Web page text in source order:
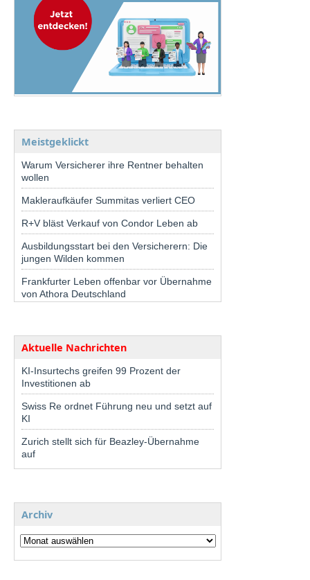
Meistgeklickt
Warum Versicherer ihre Rentner behalten
wollen
Makleraufkäufer Summitas verliert CEO
R+V bläst Verkauf von Condor Leben ab
Ausbildungsstart bei den Versicherern: Die
jungen Wilden kommen
Frankfurter Leben offenbar vor Übernahme
von Athora Deutschland
Aktuelle Nachrichten
KI-Insurtechs greifen 99 Prozent der
Investitionen ab
Swiss Re ordnet Führung neu und setzt auf
KI
Zurich stellt sich für Beazley-Übernahme
auf
Archiv